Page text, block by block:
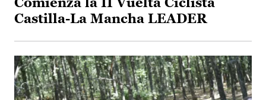
Castilla-La Mancha LEADER